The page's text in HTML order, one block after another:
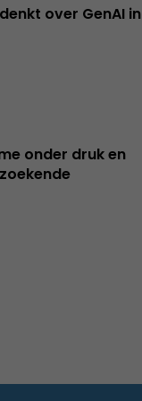
over GenAI in
onder druk en